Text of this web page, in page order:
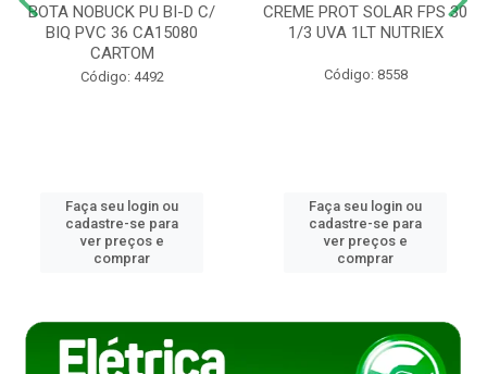
BOTA NOBUCK PU BI-D C/
BIQ PVC 36 CA15080
CARTOM
Código: 4492
Faça seu login ou
cadastre-se para
ver preços e
comprar
CREME PROT SOLAR FPS 30
1/3 UVA 1LT NUTRIEX
Código: 8558
Faça seu login ou
cadastre-se para
ver preços e
comprar